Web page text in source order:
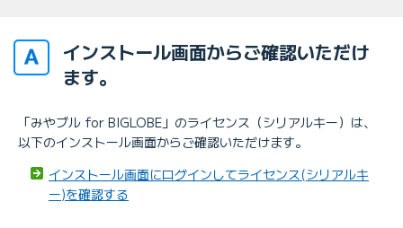
インストール画面からご確認いただけ
ます。
「みやブル for BIGLOBE」のライセンス（シリアルキー）は、
以下のインストール画面からご確認いただけます。
インストール画面にログインしてライセンス(シリアルキ
ー)を確認する